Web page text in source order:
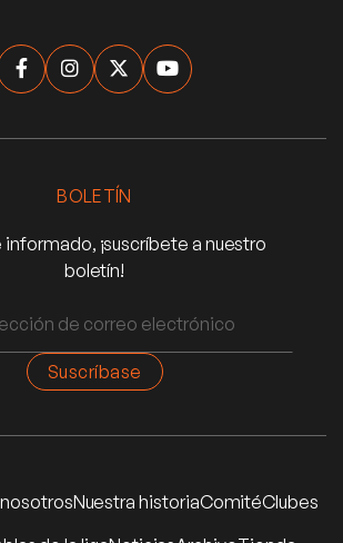
   
BOLETÍN
¡suscríbete a nuestro
boletín!
Nuestra historiaComitéClubes